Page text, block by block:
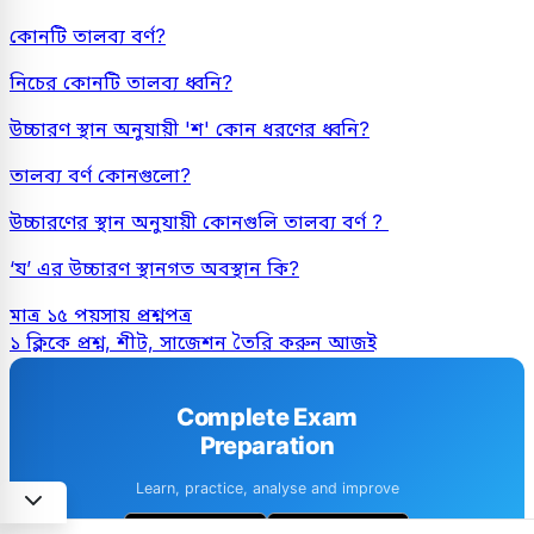
কোনটি তালব্য বর্ণ?
নিচের কোনটি তালব্য ধ্বনি?
উচ্চারণ স্থান অনুযায়ী 'শ' কোন ধরণের ধ্বনি?
তালব্য বর্ণ কোনগুলো?
উচ্চারণের স্থান অনুযায়ী কোনগুলি তালব্য বর্ণ ?
‘য’ এর উচ্চারণ স্থানগত অবস্থান কি?
মাত্র ১৫ পয়সায় প্রশ্নপত্র
১ ক্লিকে প্রশ্ন, শীট, সাজেশন তৈরি করুন আজই
Complete Exam
Preparation
Learn, practice, analyse and improve